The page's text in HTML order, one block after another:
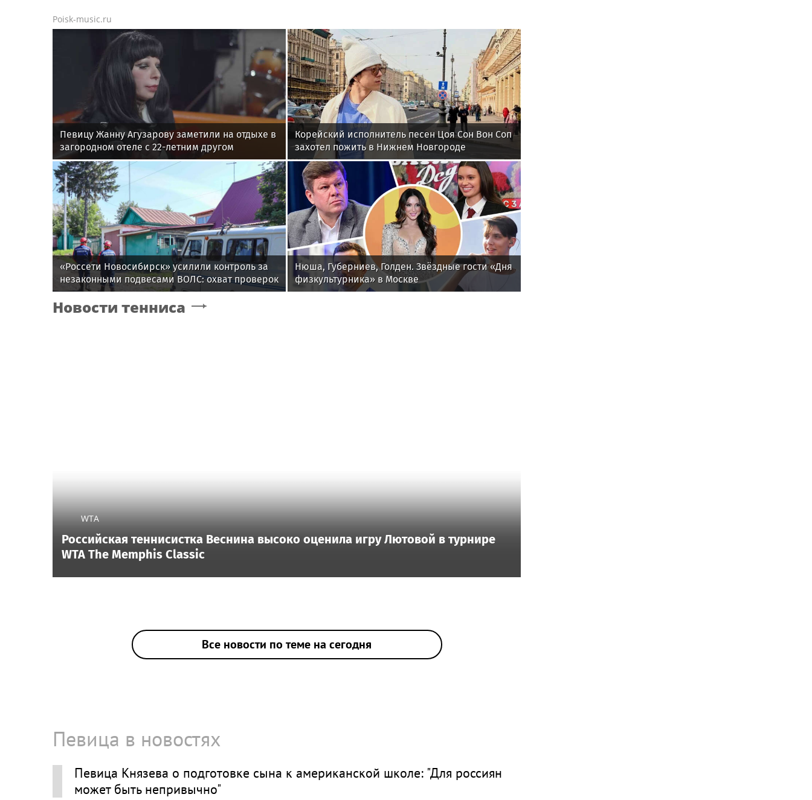
Poisk-music.ru
Певицу Жанну Агузарову заметили на отдыхе в
загородном отеле с 22-летним другом
Корейский исполнитель песен Цоя Сон Вон Соп
захотел пожить в Нижнем Новгороде
«Россети Новосибирск» усилили контроль за
незаконными подвесами ВОЛС: охват проверок
вырос в 1,5 раза
Нюша, Губерниев, Голден. Звёздные гости «Дня
физкультурника» в Москве
Новости тенниса
WTA
Российская теннисистка Веснина высоко оценила игру Лютовой в турнире
WTA The Memphis Classic
Все новости по теме на сегодня
Певица в новостях
Певица Князева о подготовке сына к американской школе: "Для россиян
может быть непривычно"